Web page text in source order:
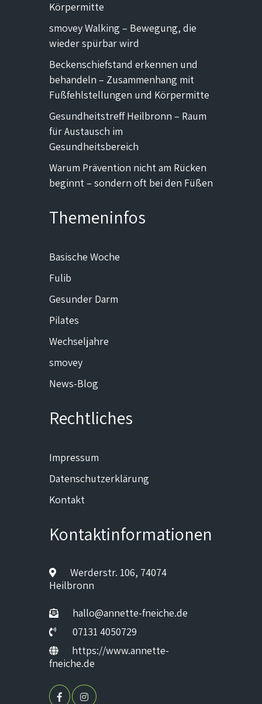
Körpermitte
smovey Walking – Bewegung, die
wieder spürbar wird
Beckenschiefstand erkennen und
behandeln – Zusammenhang mit
Fußfehlstellungen und Körpermitte
Gesundheitstreff Heilbronn – Raum
für Austausch im
Gesundheitsbereich
Warum Prävention nicht am Rücken
beginnt – sondern oft bei den Füßen
Themeninfos
Basische Woche
Fulib
Gesunder Darm
Pilates
Wechseljahre
smovey
News-Blog
Rechtliches
Impressum
Datenschutzerklärung
Kontakt
Kontaktinformationen
Werderstr. 106, 74074
Heilbronn
hallo@annette-fneiche.de
07131 4050729
https://www.annette-
fneiche.de